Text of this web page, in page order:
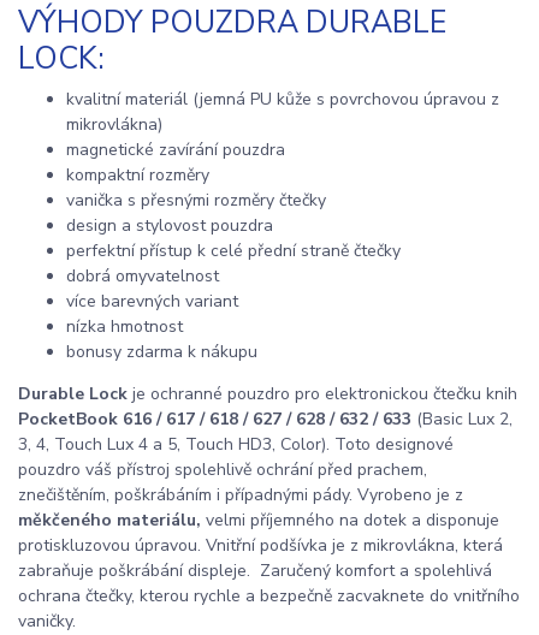
VÝHODY POUZDRA DURABLE
LOCK:
kvalitní materiál (jemná PU kůže s povrchovou úpravou z
mikrovlákna)
magnetické zavírání pouzdra
kompaktní rozměry
vanička s přesnými rozměry čtečky
design a stylovost pouzdra
perfektní přístup k celé přední straně čtečky
dobrá omyvatelnost
více barevných variant
nízka hmotnost
bonusy zdarma k nákupu
Durable Lock je ochranné pouzdro pro elektronickou čtečku knih
PocketBook 616 / 617 / 618 / 627 / 628 / 632 / 633 (Basic Lux 2,
3, 4, Touch Lux 4 a 5, Touch HD3, Color). Toto designové
pouzdro váš přístroj spolehlivě ochrání před prachem,
znečištěním, poškrábáním i případnými pády. Vyrobeno je z
měkčeného materiálu, velmi příjemného na dotek a disponuje
protiskluzovou úpravou. Vnitřní podšívka je z mikrovlákna, která
zabraňuje poškrábání displeje. Zaručený komfort a spolehlivá
ochrana čtečky, kterou rychle a bezpečně zacvaknete do vnitřního
vaničky.